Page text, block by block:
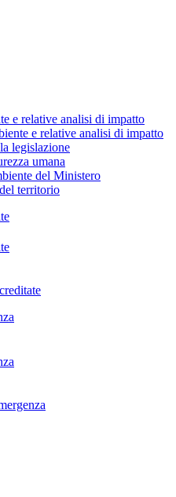
e relative analisi di impatto
e relative analisi di impatto
legislazione
umana
del Ministero
territorio